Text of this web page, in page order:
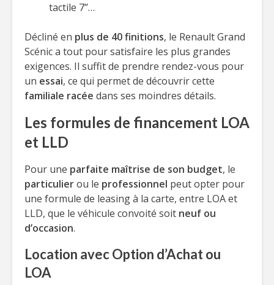
tactile 7’’…
Décliné en plus de 40 finitions, le Renault Grand
Scénic a tout pour satisfaire les plus grandes
exigences. Il suffit de prendre rendez-vous pour
un essai, ce qui permet de découvrir cette
familiale racée dans ses moindres détails.
Les formules de financement LOA
et LLD
Pour une parfaite maîtrise de son budget, le
particulierou le professionnel peut opter pour
une formule de leasing à la carte, entre LOA et
LLD, que le véhicule convoité soit neuf ou
d’occasion.
Location avec Option d’Achat ou
LOA